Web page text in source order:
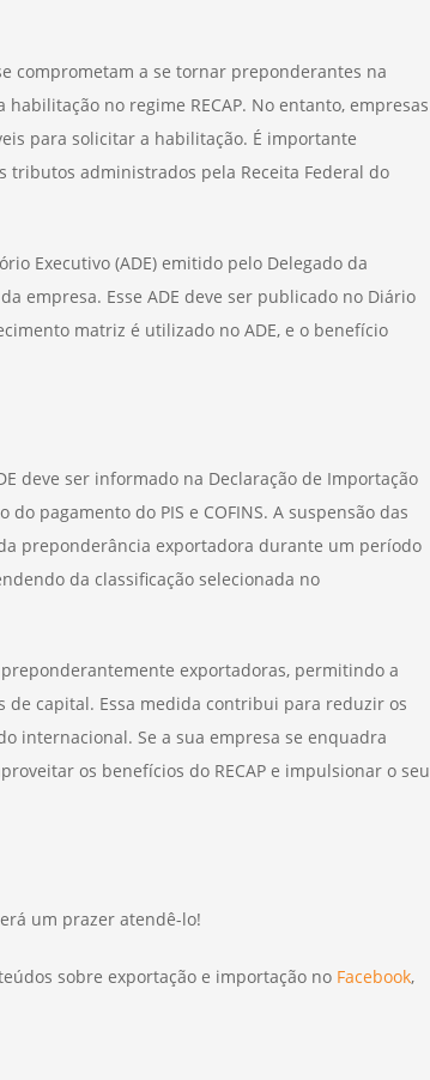
comprometam a se tornar preponderantes na
no regime RECAP. No entanto, empresas
para solicitar a habilitação. É importante
tributos administrados pela Receita Federal do
Executivo (ADE) emitido pelo Delegado da
empresa. Esse ADE deve ser publicado no Diário
matriz é utilizado no ADE, e o benefício
deve ser informado na Declaração de Importação
pagamento do PIS e COFINS. A suspensão das
preponderância exportadora durante um período
da classificação selecionada no
exportadoras, permitindo a
de capital. Essa medida contribui para reduzir os
internacional. Se a sua empresa se enquadra
os benefícios do RECAP e impulsionar o seu
um prazer atendê-lo!
sobre exportação e importação no Facebook,